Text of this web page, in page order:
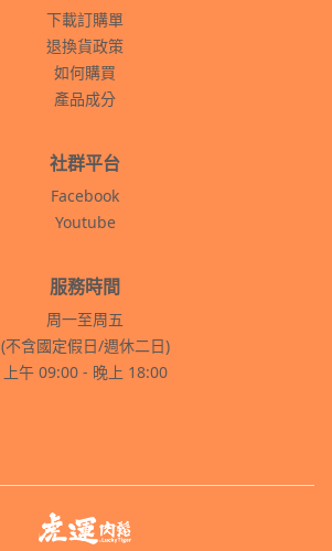
下載訂購單
退換貨政策
如何購買
產品成分
社群平台
Facebook
Youtube
服務時間
周一至周五
(不含國定假日/週休二日)
上午 09:00 - 晚上 18:00